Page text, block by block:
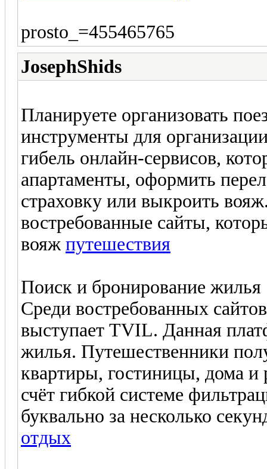
prosto_=455465765
JosephShids
Планируете организовать
инструменты для
гибель онлайн-сервисов,
апартаменты, оформить
страховку или выкроить
востребованные сайты,
вояж путешествия
Поиск и бронирование жилья
Среди востребованных
выступает TVIL. Данная
жилья. Путешественники
квартиры, гостиницы, дома
счёт гибкой системе
буквально за несколько
отдых